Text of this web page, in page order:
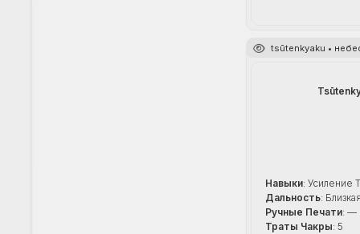
tsūtenkyaku •
Навыки: Усиление
Дальность:
Ручные Печати: —
Траты Чакры: 5